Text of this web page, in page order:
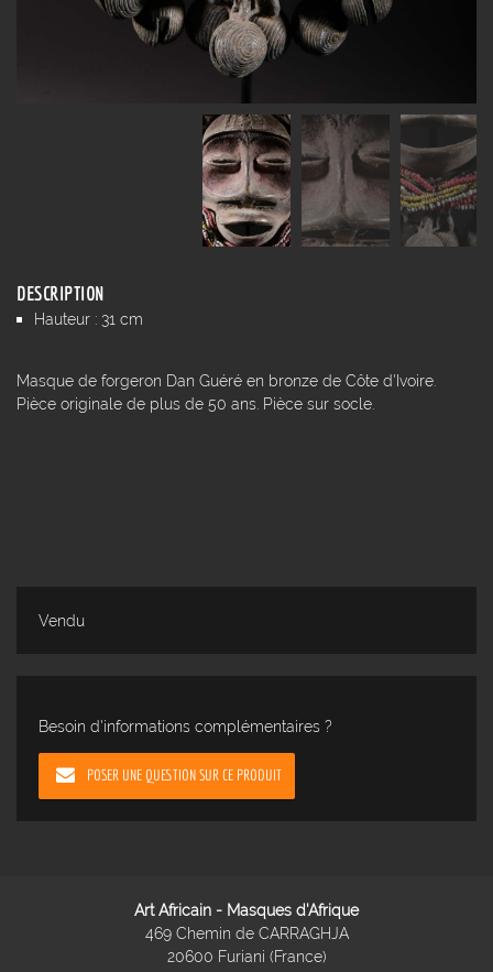
DESCRIPTION
Hauteur : 31 cm
Masque de forgeron Dan Guéré en bronze de Côte d'Ivoire.
Pièce originale de plus de 50 ans. Pièce sur socle.
Vendu
Besoin d'informations complémentaires ?
POSER UNE QUESTION SUR CE PRODUIT
Art Africain - Masques d'Afrique
469 Chemin de CARRAGHJA
20600 Furiani (France)